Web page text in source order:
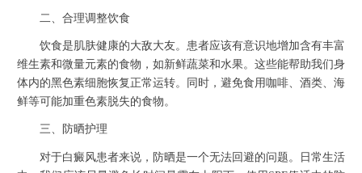
二、合理调整饮食
饮食是肌肤健康的大敌大友。患者应该有意识地增加含有丰富
维生素和微量元素的食物，如新鲜蔬菜和水果。这些能帮助我们身
体内的黑色素细胞恢复正常运转。同时，避免食用咖啡、酒类、海
鲜等可能加重色素脱失的食物。
三、防晒护理
对于白癜风患者来说，防晒是一个无法回避的问题。日常生活